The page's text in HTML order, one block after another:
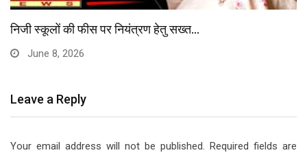
निजी स्कूलों की फीस पर नियंत्रण हेतु सख्त…
June 8, 2026
Leave a Reply
Your email address will not be published. Required fields are